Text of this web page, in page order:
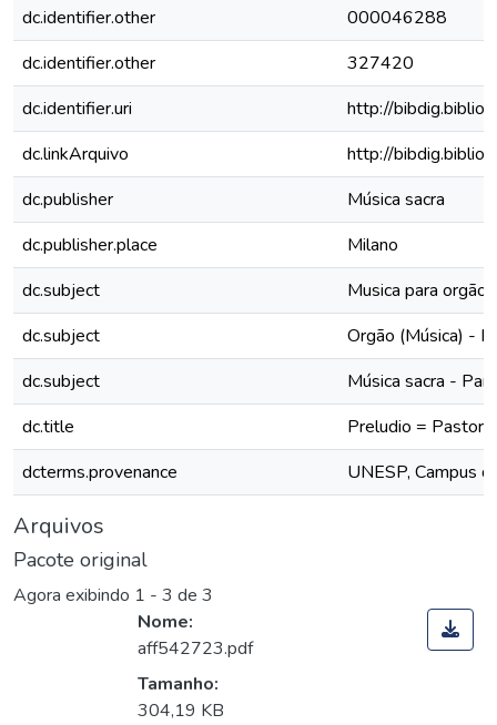
dc.identifier.other
000046288
dc.identifier.other
327420
dc.identifier.uri
http://
dc.linkArquivo
http://
dc.publisher
Música sacra
dc.publisher.place
Milano
dc.subject
Musica para orgão
dc.subject
Orgão (Música) -
dc.subject
Música sacra -
dc.title
Preludio =
dcterms.provenance
UNESP, Campus
Arquivos
Pacote original
Agora exibindo 1 - 3 de 3
Nome:
aff542723.pdf
Tamanho:
304,19 KB